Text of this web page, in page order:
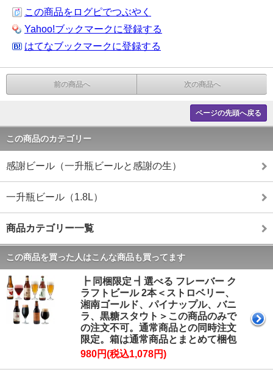
この商品をログピでつぶやく
Yahoo!ブックマークに登録する
はてなブックマークに登録する
前の商品へ 次の商品へ
ページの先頭へ戻る
この商品のカテゴリー
感謝ビール（一升瓶ビールと感謝の生）
一升瓶ビール（1.8L）
商品カテゴリー一覧
この商品を買った人はこんな商品も買ってます
┣ 同梱限定 ┫選べる フレーバー ク
ラフトビール 2本＜ストロベリー、
湘南ゴールド、パイナップル、バニ
ラ、黒糖スタウト＞この商品のみで
の注文不可。通常商品との同時注文
限定。箱は通常商品とまとめて梱包
980円(税込1,078円)